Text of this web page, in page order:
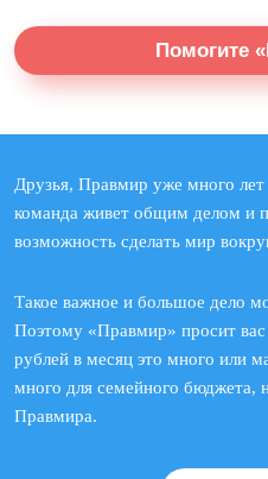
Помогите
Друзья, Правмир уже много
команда живет общим делом и
возможность сделать мир
Такое важное и большое дело
Поэтому «Правмир» просит
рублей в месяц это много или
много для семейного бюджета,
Правмира.